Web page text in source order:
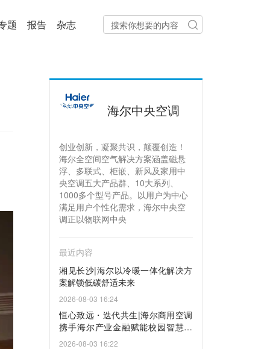
题 报告 杂志
海尔中央空调
创业创新，凝聚共识，颠覆创造！
海尔全空间空气解决方案涵盖磁悬
浮、多联式、柜嵌、新风及家用中
央空调五大产品群、10大系列、
1000多个型号产品。以用户为中心
满足用户个性化需求，海尔中央空
调正以物联网中央
最近内容
湘见长沙|海尔以冷暖一体化解决方
案解锁低碳舒适未来
2026-08-03 16:24
恒心致远・迭代共生|海尔商用空调
携手海尔产业金融赋能校园智慧升
级
2026-08-03 16:22